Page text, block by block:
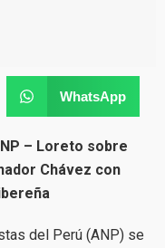
WhatsApp
– Loreto sobre
Chávez con
del Perú (ANP) se